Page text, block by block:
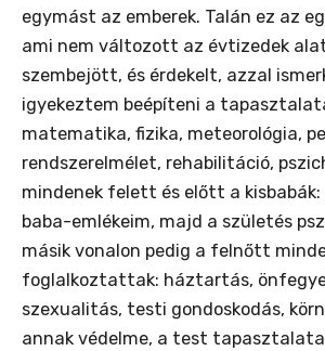
egymást az emberek. Talán ez az
ami nem változott az évtizedek
szembejött, és érdekelt, azzal
igyekeztem beépíteni a
matematika, fizika, meteorológia,
rendszerelmélet, rehabilitáció,
mindenek felett és előtt a
baba-emlékeim, majd a születés
másik vonalon pedig a felnőtt
foglalkoztattak: háztartás,
szexualitás, testi gondoskodás,
annak védelme, a test